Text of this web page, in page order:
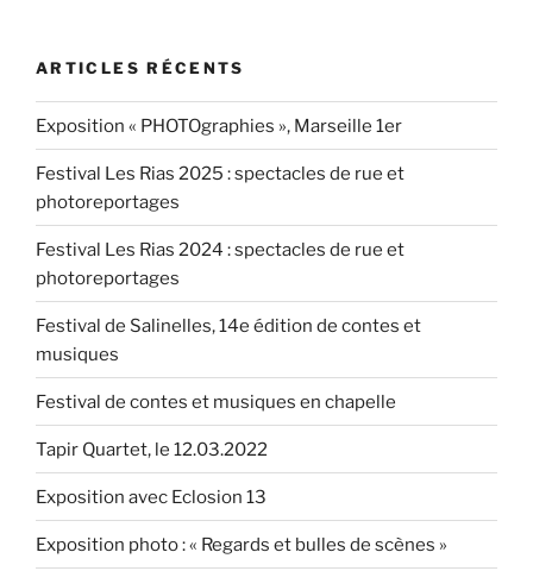
ARTICLES RÉCENTS
Exposition « PHOTOgraphies », Marseille 1er
Festival Les Rias 2025 : spectacles de rue et
photoreportages
Festival Les Rias 2024 : spectacles de rue et
photoreportages
Festival de Salinelles, 14e édition de contes et
musiques
Festival de contes et musiques en chapelle
Tapir Quartet, le 12.03.2022
Exposition avec Eclosion 13
Exposition photo : « Regards et bulles de scènes »